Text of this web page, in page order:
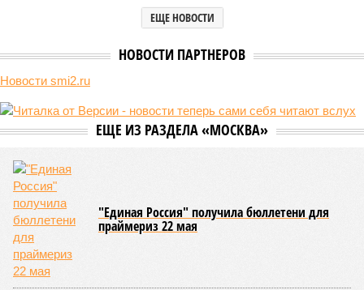
ЕЩЕ НОВОСТИ
НОВОСТИ ПАРТНЕРОВ
Новости smi2.ru
ЕЩЕ ИЗ РАЗДЕЛА «МОСКВА»
"Единая Россия" получила бюллетени для
праймериз 22 мая